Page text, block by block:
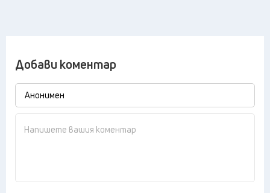
Добави коментар